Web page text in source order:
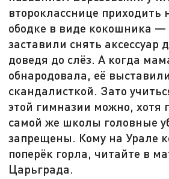
второкласснице приходить
ободке в виде кокошника —
заставили снять аксессуар
доведя до слёз. А когда
обнародовала, её выставили
скандалисткой. Зато
этой гимназии можно, хотя
самой же школы головные
запрещены. Кому на Урале
поперёк горла, читайте в
Царьграда.